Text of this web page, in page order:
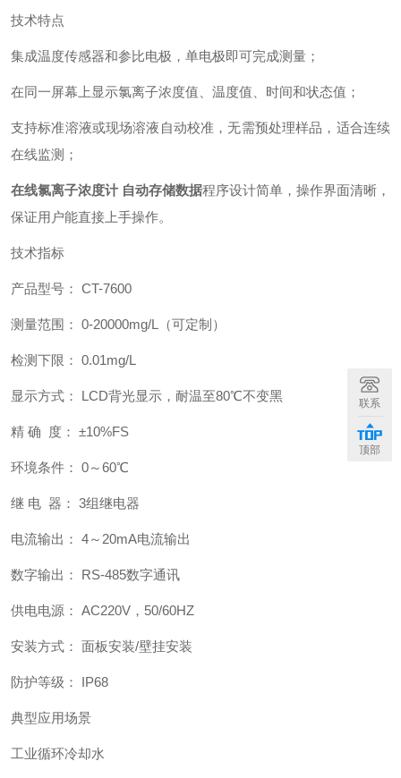
技术特点
集成温度传感器和参比电极，单电极即可完成测量；
在同一屏幕上显示氯离子浓度值、温度值、时间和状态值；
支持标准溶液或现场溶液自动校准，无需预处理样品，适合连续
在线监测；
在线氯离子浓度计 自动存储数据程序设计简单，操作界面清晰，
保证用户能直接上手操作。
技术指标
产品型号： CT-7600
测量范围： 0-20000mg/L（可定制）
检测下限： 0.01mg/L
显示方式： LCD背光显示，耐温至80℃不变黑
精 确 度： ±10%FS
环境条件： 0～60℃
继 电 器： 3组继电器
电流输出： 4～20mA电流输出
数字输出： RS-485数字通讯
供电电源： AC220V，50/60HZ
安装方式： 面板安装/壁挂安装
防护等级： IP68
典型应用场景
工业循环冷却水
联系
顶部